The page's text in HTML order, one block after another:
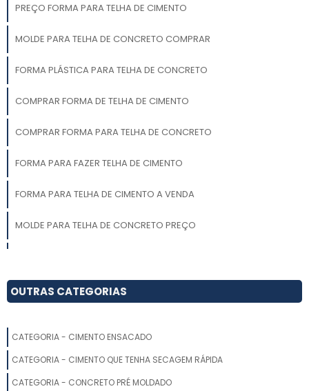
PREÇO FORMA PARA TELHA DE CIMENTO
MOLDE PARA TELHA DE CONCRETO COMPRAR
FORMA PLÁSTICA PARA TELHA DE CONCRETO
COMPRAR FORMA DE TELHA DE CIMENTO
COMPRAR FORMA PARA TELHA DE CONCRETO
FORMA PARA FAZER TELHA DE CIMENTO
FORMA PARA TELHA DE CIMENTO A VENDA
MOLDE PARA TELHA DE CONCRETO PREÇO
FORMA DE TELHA DE CIMENTO
EMPRESA DE FORMA DE TELHA DE CONCRETO
OUTRAS CATEGORIAS
CATEGORIA - CIMENTO ENSACADO
CATEGORIA - CIMENTO QUE TENHA SECAGEM RÁPIDA
CATEGORIA - CONCRETO PRÉ MOLDADO